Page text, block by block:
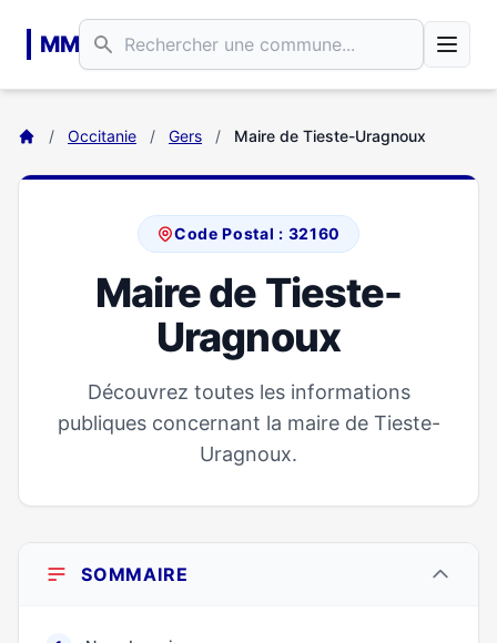
MM
/ Occitanie / Gers / Maire de Tieste-Uragnoux
Code Postal : 32160
Maire de Tieste-
Uragnoux
Découvrez toutes les informations
publiques concernant la maire de Tieste-
Uragnoux.
SOMMAIRE